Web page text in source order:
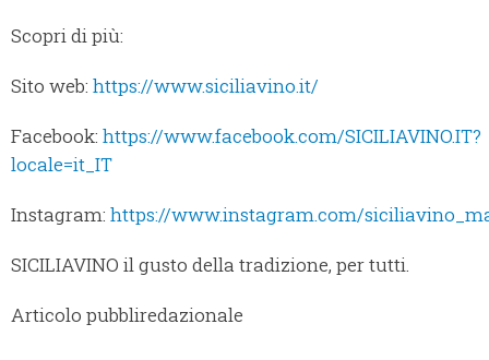
Scopri di più:
Sito web: https://www.siciliavino.it/
Facebook: https://www.facebook.com/SICILIAVINO.IT?
locale=it_IT
Instagram: https://www.instagram.com/
SICILIAVINO il gusto della tradizione, per tutti.
Articolo pubbliredazionale